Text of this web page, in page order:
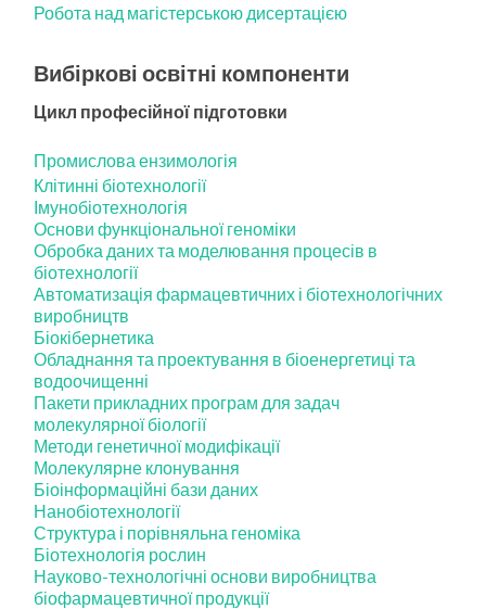
Робота над магістерською дисертацією
Вибіркові освітні компоненти
Цикл професійної підготовки
Промислова ензимологія
Клітинні біотехнології
Імунобіотехнологія
Основи функціональної геноміки
Обробка даних та моделювання процесів в
біотехнології
Автоматизація фармацевтичних і біотехнологічних
виробництв
Біокібернетика
Обладнання та проектування в біоенергетиці та
водоочищенні
Пакети прикладних програм для задач
молекулярної біології
Методи генетичної модифікації
Молекулярне клонування
Біоінформаційні бази даних
Нанобіотехнології
Структура і порівняльна геноміка
Біотехнологія рослин
Науково-технологічні основи виробництва
біофармацевтичної продукції